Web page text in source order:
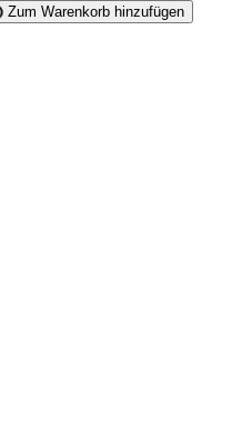
Zum Warenkorb hinzufügen